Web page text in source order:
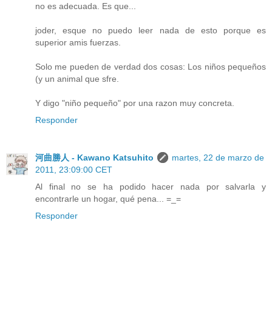
no es adecuada. Es que...
joder, esque no puedo leer nada de esto porque es
superior amis fuerzas.
Solo me pueden de verdad dos cosas: Los niños pequeños
(y un animal que sfre.
Y digo "niño pequeño" por una razon muy concreta.
Responder
河曲勝人 - Kawano Katsuhito
martes, 22 de marzo de
2011, 23:09:00 CET
Al final no se ha podido hacer nada por salvarla y
encontrarle un hogar, qué pena... =_=
Responder